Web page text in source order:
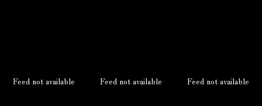
Feed not available Feed not available Feed not available